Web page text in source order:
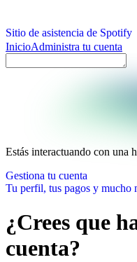
Sitio de asistencia de Spotify
InicioAdministra tu cuenta
Estás interactuando con una
Gestiona tu cuenta
Tu perfil, tus pagos y mucho
¿Crees que
cuenta?